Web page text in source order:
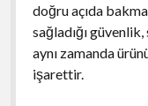
doğru açıda
sağladığı
aynı zamanda
işarettir.